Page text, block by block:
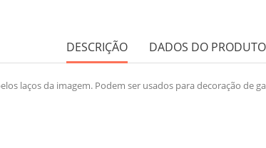
DESCRIÇÃO DADOS DO PRODUTO
laços da imagem. Podem ser usados para decoração de